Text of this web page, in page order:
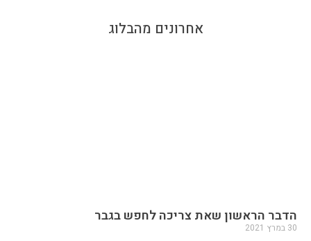
אחרונים מהבלוג
הדבר הראשון שאת צריכה לחפש בגבר
30 במרץ 2021